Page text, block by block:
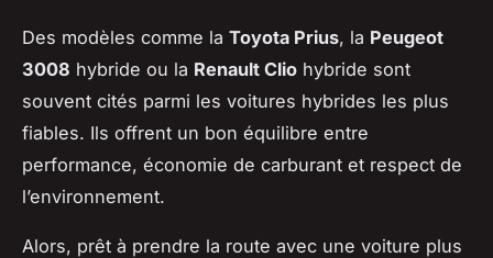
Des modèles comme la Toyota Prius, la Peugeot
3008 hybride ou la Renault Clio hybride sont
souvent cités parmi les voitures hybrides les plus
fiables. Ils offrent un bon équilibre entre
performance, économie de carburant et respect de
l’environnement.
Alors, prêt à prendre la route avec une voiture plus